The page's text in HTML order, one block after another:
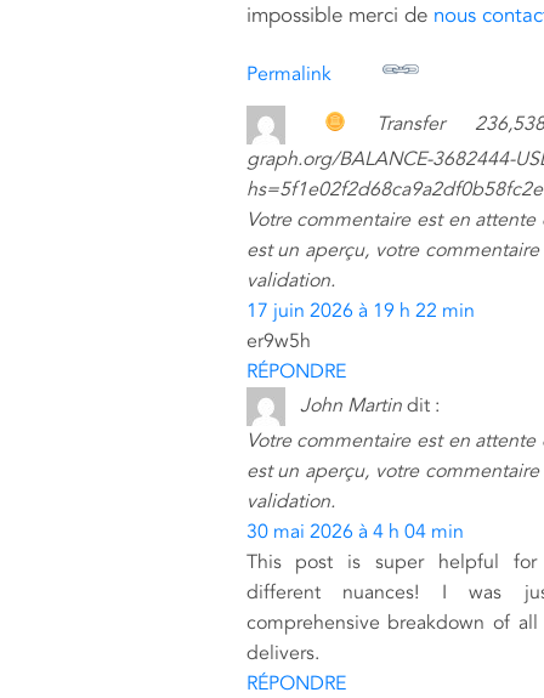
impossible merci de nous
Permalink
Transfer
graph.org/BALANCE-3682444-
Votre commentaire est en
est un aperçu, votre
validation.
17 juin 2026 à 19 h 22 min
er9w5h
RÉPONDRE
John Martin dit :
Votre commentaire est en
est un aperçu, votre
validation.
30 mai 2026 à 4 h 04 min
This post is super helpful for
different nuances! I was
comprehensive breakdown of
delivers.
RÉPONDRE